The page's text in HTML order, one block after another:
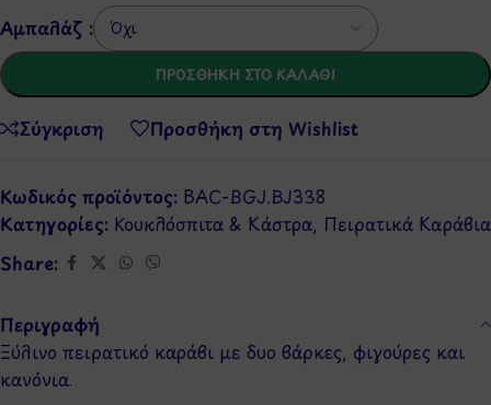
Αμπαλάζ :
ΠΡΟΣΘΉΚΗ ΣΤΟ ΚΑΛΆΘΙ
Σύγκριση Προσθήκη στη Wishlist
Κωδικός προϊόντος: BAC-BGJ.BJ338
Κατηγορίες: Κουκλόσπιτα & Κάστρα, Πειρατικά Καράβια
Share:
Περιγραφή
Ξύλινο πειρατικό καράβι με δυο βάρκες, φιγούρες και
κανόνια.